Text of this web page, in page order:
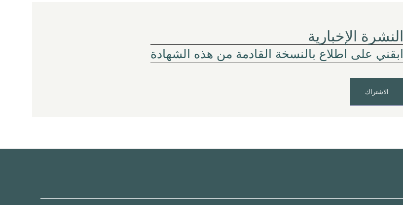
النشرة الإخبارية
ابقني على اطلاع بالنسخة القادمة من هذه الشهادة
الاشتراك